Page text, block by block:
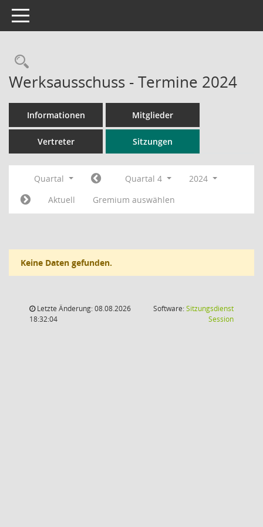
Toggle navigation
Rechercheauswahl
Werksausschuss - Termine 2024
Informationen Mitglieder
Vertreter Sitzungen
Quartal Quartal 4
2024
Aktuell
Gremium auswählen
Keine Daten gefunden.
Letzte Änderung: 08.08.2026
18:32:04
Software:Sitzungsdienst
Session(Wird in